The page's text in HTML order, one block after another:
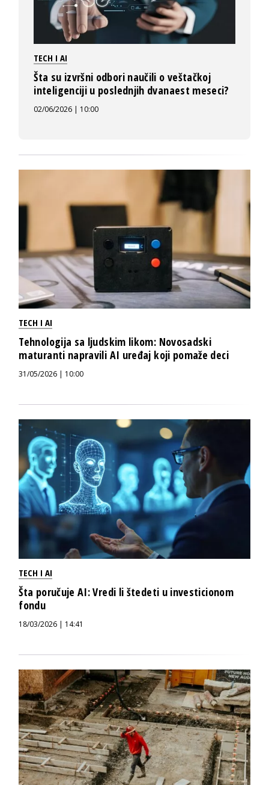
TECH I AI
Šta su izvršni odbori naučili o veštačkoj
inteligenciji u poslednjih dvanaest meseci?
02/06/2026 | 10:00
TECH I AI
Tehnologija sa ljudskim likom: Novosadski
maturanti napravili AI uređaj koji pomaže deci
31/05/2026 | 10:00
TECH I AI
Šta poručuje AI: Vredi li štedeti u investicionom
fondu
18/03/2026 | 14:41